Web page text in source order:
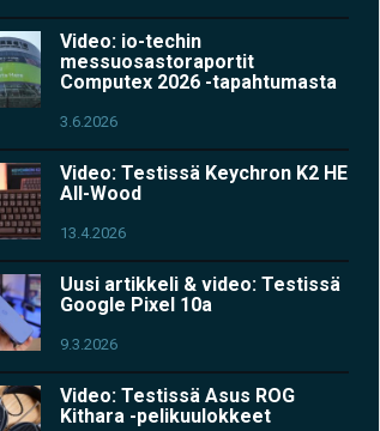
Video: io-techin
messuosastoraportit
Computex 2026 -tapahtumasta
3.6.2026
Video: Testissä Keychron K2 HE
All-Wood
13.4.2026
Uusi artikkeli & video: Testissä
Google Pixel 10a
9.3.2026
Video: Testissä Asus ROG
Kithara -pelikuulokkeet